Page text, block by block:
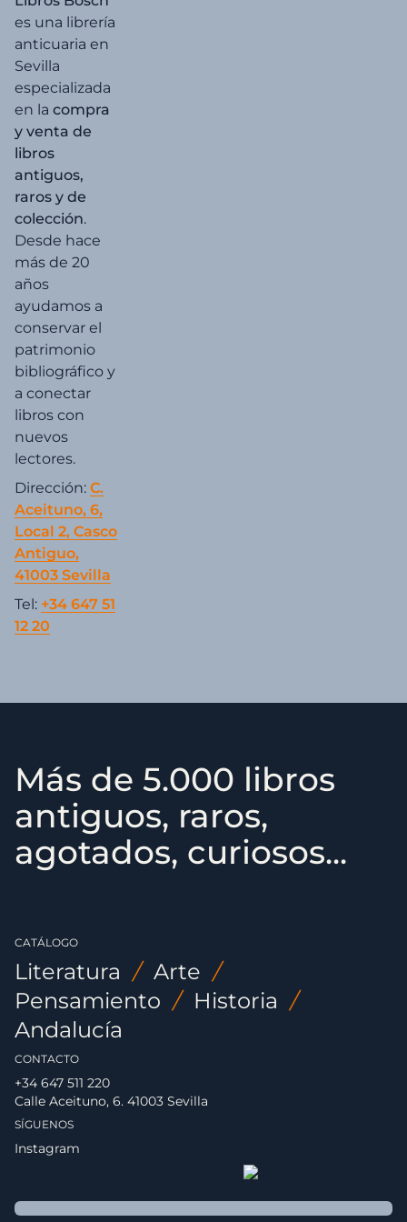
es una librería
anticuaria en
Sevilla
especializada
en la compra
y venta de
libros
antiguos,
raros y de
colección.
Desde hace
más de 20
años
ayudamos a
conservar el
patrimonio
bibliográfico y
a conectar
libros con
nuevos
lectores.
Dirección: C.
Aceituno, 6,
Local 2, Casco
Antiguo,
41003 Sevilla
Tel: +34 647 51
12 20
Más de 5.000 libros
antiguos, raros,
agotados, curiosos...
CATÁLOGO
Literatura / Arte /
Pensamiento / Historia /
Andalucía
CONTACTO
+34 647 511 220
Calle Aceituno, 6. 41003 Sevilla
SÍGUENOS
Instagram